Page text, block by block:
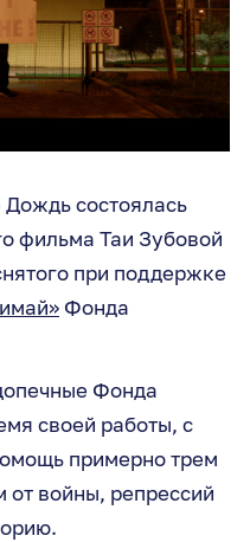
состоялась
фильма Таи Зубовой
при поддержке
Фонда
Фонда
своей работы, с
примерно трем
войны, репрессий